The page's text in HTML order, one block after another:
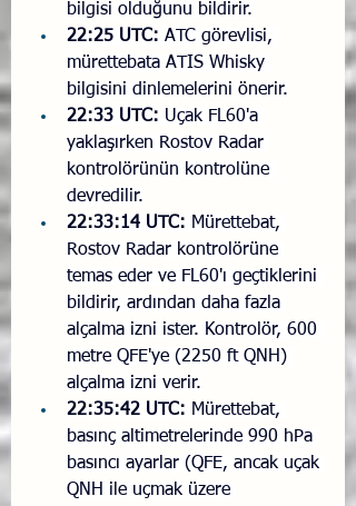
bilgisi olduğunu bildirir.
22:25 UTC: ATC görevlisi,
mürettebata ATIS Whisky
bilgisini dinlemelerini önerir.
22:33 UTC: Uçak FL60'a
yaklaşırken Rostov Radar
kontrolörünün kontrolüne
devredilir.
22:33:14 UTC: Mürettebat,
Rostov Radar kontrolörüne
temas eder ve FL60'ı geçtiklerini
bildirir, ardından daha fazla
alçalma izni ister. Kontrolör, 600
metre QFE'ye (2250 ft QNH)
alçalma izni verir.
22:35:42 UTC: Mürettebat,
basınç altimetrelerinde 990 hPa
basıncı ayarlar (QFE, ancak uçak
QNH ile uçmak üzere